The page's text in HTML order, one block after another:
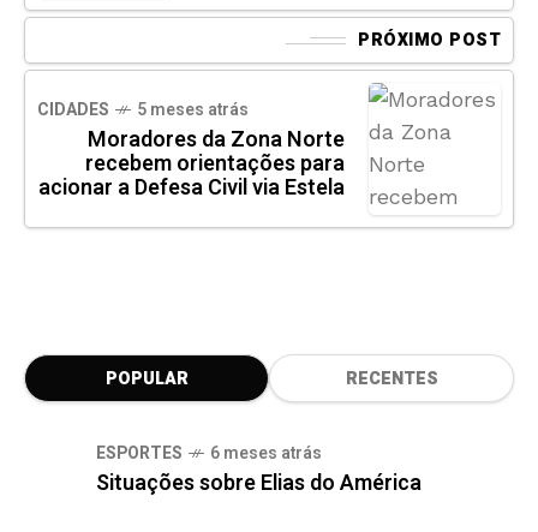
PRÓXIMO POST
CIDADES 5 meses atrás
Moradores da Zona Norte
recebem orientações para
acionar a Defesa Civil via Estela
POPULAR RECENTES
ESPORTES 6 meses atrás
Situações sobre Elias do América